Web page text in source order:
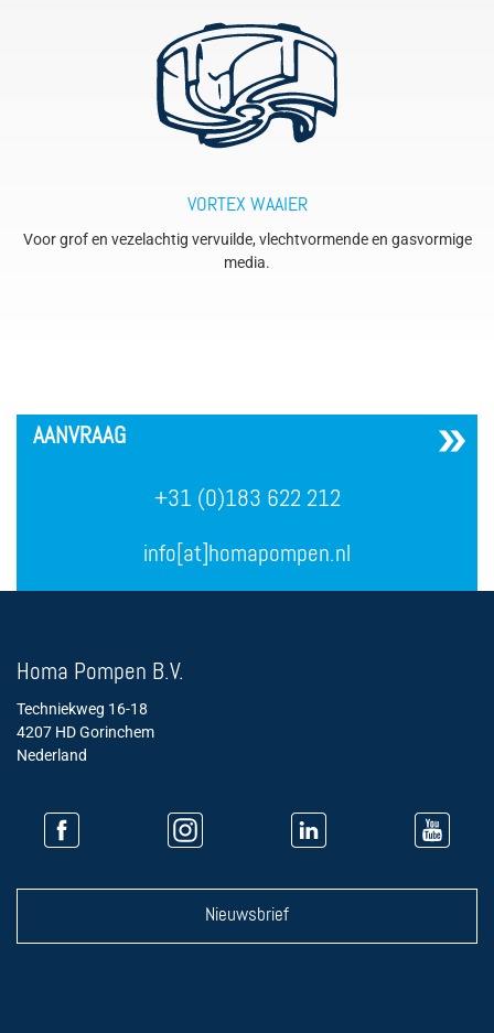
VORTEX WAAIER
Voor grof en vezelachtig vervuilde, vlechtvormende en gasvormige
media.
AANVRAAG
+31 (0)183 622 212
info[at]homapompen.nl
Homa Pompen B.V.
Techniekweg 16-18
4207 HD Gorinchem
Nederland
Nieuwsbrief